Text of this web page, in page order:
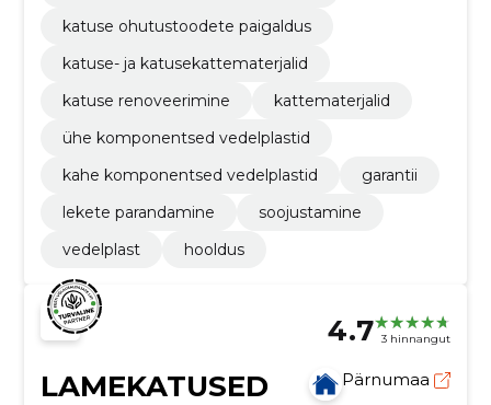
katuse ohutustoodete paigaldus
katuse- ja katusekattematerjalid
katuse renoveerimine
kattematerjalid
ühe komponentsed vedelplastid
kahe komponentsed vedelplastid
garantii
lekete parandamine
soojustamine
vedelplast
hooldus
4.7 3 hinnangut
LAMEKATUSED
Pärnumaa